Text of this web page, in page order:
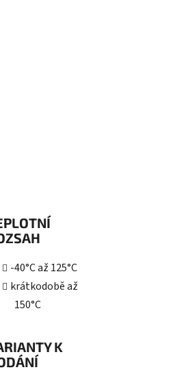
-40°C až 125°C
krátkodobě až
150°C
K